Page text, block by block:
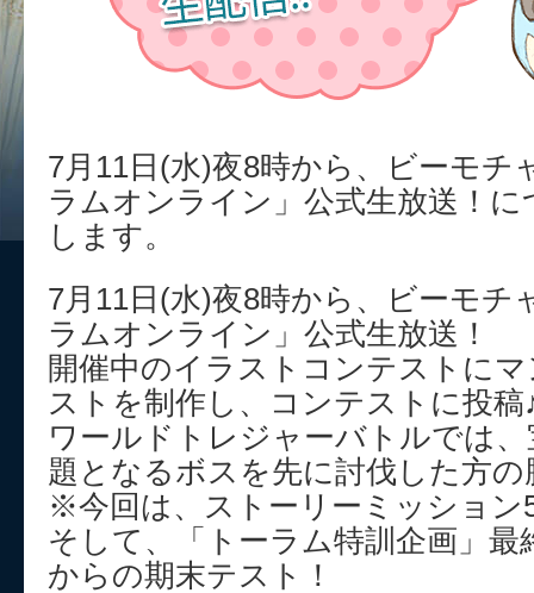
7月11日(水)夜8時から、ビーモチ
ラムオンライン」公式生放送！
します。
7月11日(水)夜8時から、ビーモチ
ラムオンライン」公式生放送！
開催中のイラストコンテストに
ストを制作し、コンテストに投稿
ワールドトレジャーバトルでは
題となるボスを先に討伐した方の
※今回は、ストーリーミッション
そして、「トーラム特訓企画」最
からの期末テスト！